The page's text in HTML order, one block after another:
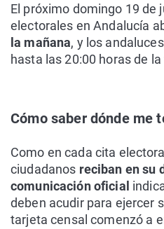
El próximo domingo 19 de
electorales en Andalucía
la mañana, y los
hasta las 20:00 horas de
Cómo saber dónde me
Como en cada cita
ciudadanos reciban en su
comunicación oficial
deben acudir para ejercer
tarjeta censal comenzó a